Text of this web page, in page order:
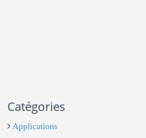
Catégories
Applications